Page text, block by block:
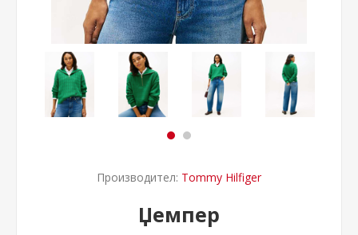
Производител: Tommy Hilfiger
Џемпер